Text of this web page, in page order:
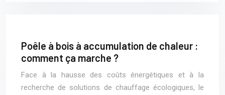
Poêle à bois à accumulation de chaleur :
comment ça marche ?
Face à la hausse des coûts énergétiques et à la
recherche de solutions de chauffage écologiques, le